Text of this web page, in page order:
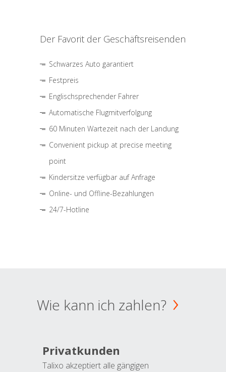
Der Favorit der Geschäftsreisenden
Schwarzes Auto garantiert
Festpreis
Englischsprechender Fahrer
Automatische Flugmitverfolgung
60 Minuten Wartezeit nach der Landung
Convenient pickup at precise meeting
point
Kindersitze verfügbar auf Anfrage
Online- und Offline-Bezahlungen
24/7-Hotline
Wie kann ich zahlen?
Privatkunden
Talixo akzeptiert alle gängigen